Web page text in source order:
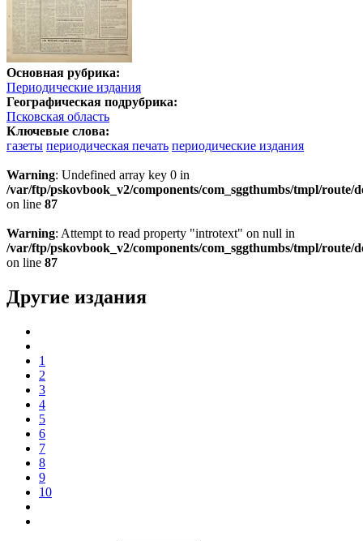
Основная рубрика:
Периодические издания
Географическая подрубрика:
Псковская область
Ключевые слова:
газеты периодическая печать периодические издания
Warning: Undefined array key 0 in
/var/ftp/pskovbook_v2/components/com_sggthumbs/tmpl/route/
on line 87
Warning: Attempt to read property "introtext" on null in
/var/ftp/pskovbook_v2/components/com_sggthumbs/tmpl/route/
on line 87
Другие издания
1
2
3
4
5
6
7
8
9
10